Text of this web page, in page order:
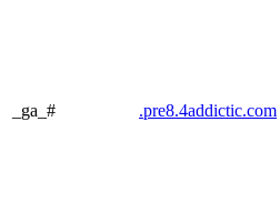
_ga_# .pre8.4addictic.com